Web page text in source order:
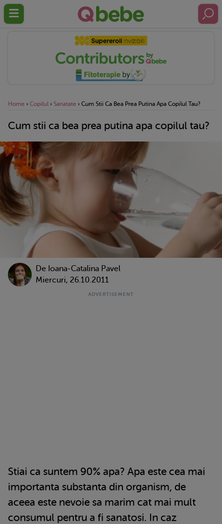
Home › Copilul › Sanatate › Cum Stii Ca Bea Prea Putina Apa Copilul Tau?
Cum stii ca bea prea putina apa copilul tau?
De Ioana-Catalina Pavel
Miercuri, 26.10.2011
Stiai ca suntem 90% apa? Apa este cea mai
importanta substanta din organism, de
aceea este nevoie sa marim cat mai mult
consumul pentru a fi sanatosi. In caz